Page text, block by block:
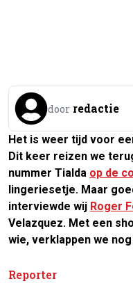
door redactie
Het is weer tijd voor
Dit keer reizen we
nummer Tialda op de
lingeriesetje. Maar
interviewde wij Roger
Velazquez. Met een
wie, verklappen we
Reporter